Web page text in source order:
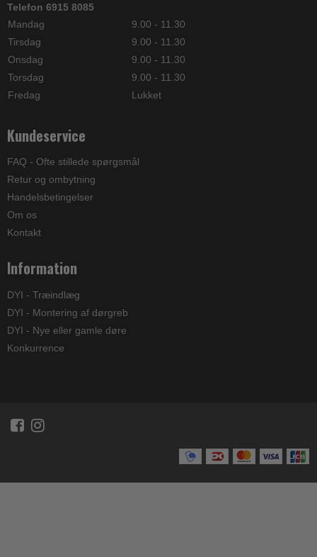
Telefon 6915 8085
Mandag
9.00 - 11.30
Tirsdag
9.00 - 11.30
Onsdag
9.00 - 11.30
Torsdag
9.00 - 11.30
Fredag
Lukket
Kundeservice
FAQ - Ofte stillede spørgsmål
Retur og ombytning
Handelsbetingelser
Om os
Kontakt
Information
DYI - Træindlæg
DYI - Montering af dørgreb
DYI - Nye eller gamle døre
Konkurrence